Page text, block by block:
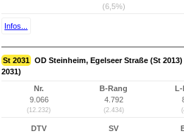
(6,5%)
Infos...
St 2031 OD Steinheim, Egelseer Straße (St
2031)
Nr.
9.066
(12.232)
B-Rang
4.792
(2.434)
DTV
SV